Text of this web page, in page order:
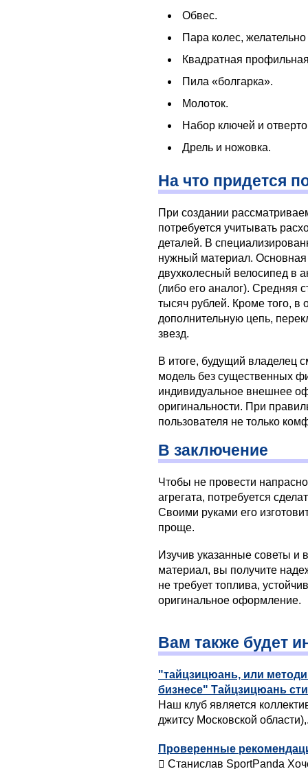
Обвес.
Пара колес,
Квадратная
Пила «болгарка».
Молоток.
Набор ключей и
Дрель и ножовка.
На что придется
При создании
потребуется учитывать
деталей. В
нужный материал.
двухколесный велосипед в
(либо его аналог). Средняя
тысяч рублей. Кроме того, в
дополнительную цепь,
звезд.
В итоге, будущий владелец
модель без существенных
индивидуальное внешнее
оригинальности. При
пользователя не только
В заключение
Чтобы не провести
агрегата, потребуется
Своими руками его
проще.
Изучив указанные советы и
материал, вы получите
не требует топлива,
оригинальное оформление.
Вам также будет
"тайцзицюань, или
бизнесе" Тайцзицюань
Наш клуб является
джитсу Московской
Проверенные
 Станислав SportPanda